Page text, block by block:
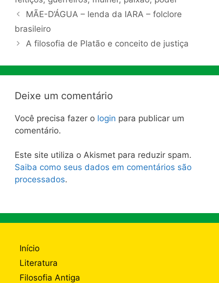
MÃE-D’ÁGUA – lenda da IARA – folclore
brasileiro
A filosofia de Platão e conceito de justiça
Deixe um comentário
Você precisa fazer o login para publicar um
comentário.
Este site utiliza o Akismet para reduzir spam.
Saiba como seus dados em comentários são
processados.
Início
Literatura
Filosofia Antiga